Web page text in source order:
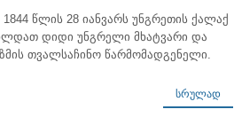
წლის 28 იანვარს უნგრეთის ქალაქ
დიდი უნგრელი მხატვარი და
თვალსაჩინო წარმომადგენელი.
ᲡᲠᲣᲚᲐᲓ